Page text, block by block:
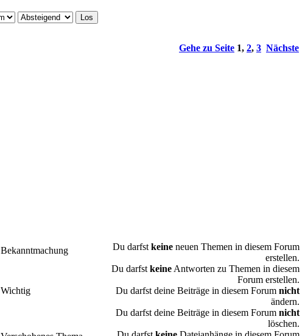
Gehe zu Seite 1, 2, 3 Nächste
Bekanntmachung
Wichtig
Du darfst keine neuen Themen in diesem Forum
erstellen.
Du darfst keine Antworten zu Themen in diesem
Forum erstellen.
Du darfst deine Beiträge in diesem Forum nicht
ändern.
Du darfst deine Beiträge in diesem Forum nicht
löschen.